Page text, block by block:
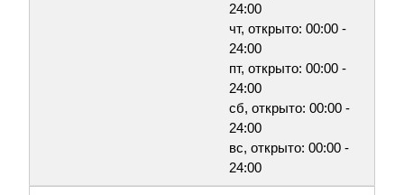
24:00
чт, открыто: 00:00 -
24:00
пт, открыто: 00:00 -
24:00
сб, открыто: 00:00 -
24:00
вс, открыто: 00:00 -
24:00